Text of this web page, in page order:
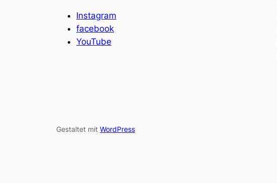
Instagram
facebook
YouTube
Gestaltet mit WordPress